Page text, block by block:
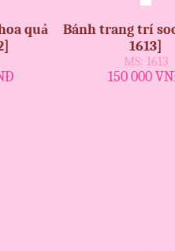
quả
Bánh trang trí
1613]
MS: 1613
150 000